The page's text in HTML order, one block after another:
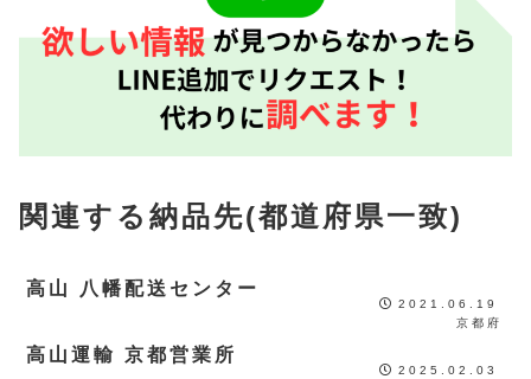
関連する納品先(都道府県一致)
高山 八幡配送センター
2021.06.19
京都府
高山運輸 京都営業所
2025.02.03